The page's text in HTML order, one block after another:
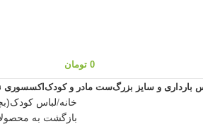
0 تومان
بارداری و سایز بزرگست مادر و کودکاکسسوری
خانه لباس
بازگشت به